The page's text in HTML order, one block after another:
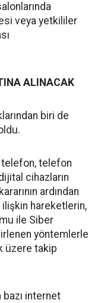
veya yetkililer
ALINACAK
biri de
telefon, telefon
cihazların
ardından
ilişkin hareketlerin,
ile Siber
yöntemlerle
üzere takip
internet